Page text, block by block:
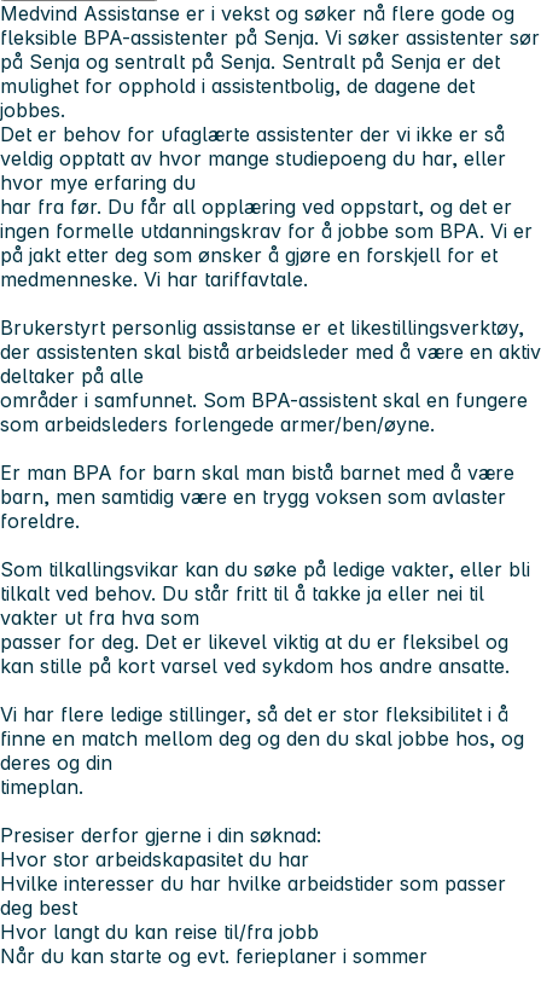
Medvind Assistanse er i vekst og søker nå flere gode og
fleksible BPA-assistenter på Senja. Vi søker assistenter sør
på Senja og sentralt på Senja. Sentralt på Senja er det
mulighet for opphold i assistentbolig, de dagene det
jobbes.
Det er behov for ufaglærte assistenter der vi ikke er så
veldig opptatt av hvor mange studiepoeng du har, eller
hvor mye erfaring du
har fra før. Du får all opplæring ved oppstart, og det er
ingen formelle utdanningskrav for å jobbe som BPA. Vi er
på jakt etter deg som ønsker å gjøre en forskjell for et
medmenneske. Vi har tariffavtale.
Brukerstyrt personlig assistanse er et likestillingsverktøy,
der assistenten skal bistå arbeidsleder med å være en aktiv
deltaker på alle
områder i samfunnet. Som BPA-assistent skal en fungere
som arbeidsleders forlengede armer/ben/øyne.
Er man BPA for barn skal man bistå barnet med å være
barn, men samtidig være en trygg voksen som avlaster
foreldre.
Som tilkallingsvikar kan du søke på ledige vakter, eller bli
tilkalt ved behov. Du står fritt til å takke ja eller nei til
vakter ut fra hva som
passer for deg. Det er likevel viktig at du er fleksibel og
kan stille på kort varsel ved sykdom hos andre ansatte.
Vi har flere ledige stillinger, så det er stor fleksibilitet i å
finne en match mellom deg og den du skal jobbe hos, og
deres og din
timeplan.
Presiser derfor gjerne i din søknad:
Hvor stor arbeidskapasitet du har
Hvilke interesser du har hvilke arbeidstider som passer
deg best
Hvor langt du kan reise til/fra jobb
Når du kan starte og evt. ferieplaner i sommer